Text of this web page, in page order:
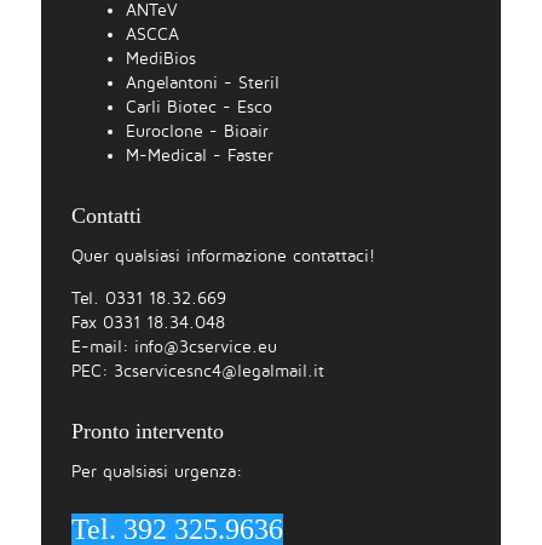
ANTeV
ASCCA
MediBios
Angelantoni - Steril
Carli Biotec - Esco
Euroclone - Bioair
M-Medical - Faster
Contatti
Quer qualsiasi informazione contattaci!
Tel. 0331 18.32.669
Fax 0331 18.34.048
E-mail: info@3cservice.eu
PEC: 3cservicesnc4@legalmail.it
Pronto intervento
Per qualsiasi urgenza:
Tel. 392 325.9636